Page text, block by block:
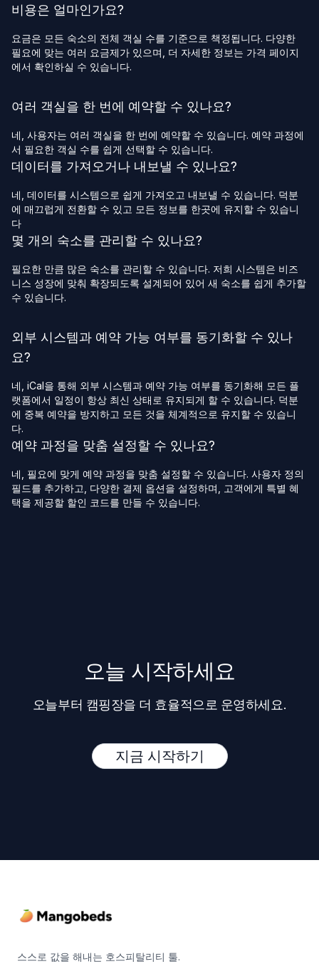
비용은 얼마인가요?
요금은 모든 숙소의 전체 객실 수를 기준으로 책정됩니다. 다양한
필요에 맞는 여러 요금제가 있으며, 더 자세한 정보는 가격 페이지
에서 확인하실 수 있습니다.
여러 객실을 한 번에 예약할 수 있나요?
네, 사용자는 여러 객실을 한 번에 예약할 수 있습니다. 예약 과정에
서 필요한 객실 수를 쉽게 선택할 수 있습니다.
데이터를 가져오거나 내보낼 수 있나요?
네, 데이터를 시스템으로 쉽게 가져오고 내보낼 수 있습니다. 덕분
에 매끄럽게 전환할 수 있고 모든 정보를 한곳에 유지할 수 있습니
다
몇 개의 숙소를 관리할 수 있나요?
필요한 만큼 많은 숙소를 관리할 수 있습니다. 저희 시스템은 비즈
니스 성장에 맞춰 확장되도록 설계되어 있어 새 숙소를 쉽게 추가할
수 있습니다.
외부 시스템과 예약 가능 여부를 동기화할 수 있나
요?
네, iCal을 통해 외부 시스템과 예약 가능 여부를 동기화해 모든 플
랫폼에서 일정이 항상 최신 상태로 유지되게 할 수 있습니다. 덕분
에 중복 예약을 방지하고 모든 것을 체계적으로 유지할 수 있습니
다.
예약 과정을 맞춤 설정할 수 있나요?
네, 필요에 맞게 예약 과정을 맞춤 설정할 수 있습니다. 사용자 정의
필드를 추가하고, 다양한 결제 옵션을 설정하며, 고객에게 특별 혜
택을 제공할 할인 코드를 만들 수 있습니다.
오늘 시작하세요
오늘부터 캠핑장을 더 효율적으로 운영하세요.
지금 시작하기
스스로 값을 해내는 호스피탈리티 툴.